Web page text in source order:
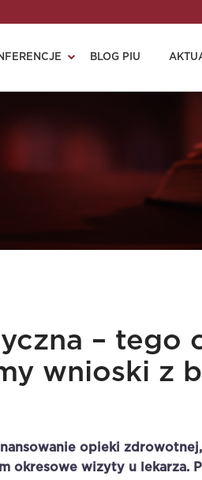
BLOG PIU
– tego
wnioski z
opieki zdrowotnej,
okresowe wizyty u lekarza.